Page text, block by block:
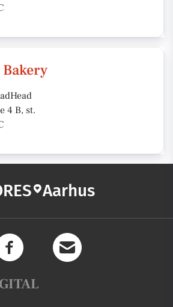
4 B, st.
Aarhus